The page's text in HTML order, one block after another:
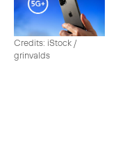
Credits: iStock /
grinvalds